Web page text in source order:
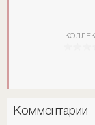
Комментарии